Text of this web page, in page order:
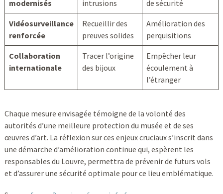
modernisés
intrusions
de sécurité
Vidéosurveillance
renforcée
Recueillir des
preuves solides
Amélioration des
perquisitions
Collaboration
internationale
Tracer l’origine
des bijoux
Empêcher leur
écoulement à
l’étranger
Chaque mesure envisagée témoigne de la volonté des
autorités d’une meilleure protection du musée et de ses
œuvres d’art. La réflexion sur ces enjeux cruciaux s’inscrit dans
une démarche d’amélioration continue qui, espèrent les
responsables du Louvre, permettra de prévenir de futurs vols
et d’assurer une sécurité optimale pour ce lieu emblématique.